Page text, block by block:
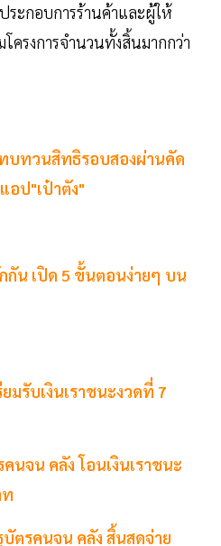
ประกอบการร้านค้าและผู้ให้
ครงการจำนวนทั้งสิ้นมากกว่า
บทวนสิทธิรอบสองผ่านคัด
อป"เป๋าตัง"
กัน เปิด 5 ขั้นตอนง่ายๆ บน
มรับเงินเราชนะงวดที่ 7
นจน คลัง โอนเงินเราชนะ
บัตรคนจน คลัง สิ้นสุดจ่าย